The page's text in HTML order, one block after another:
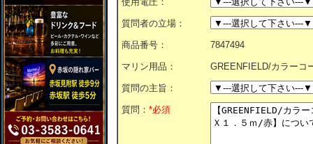
質問者の立場：
商品番号： 7847494
マリン用品： GREENFIELD/カラーコ
質問の主旨：
質問： *必須